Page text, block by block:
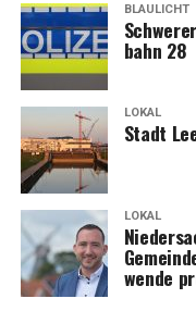
BLAULICHT
bahn 28
LOKAL
Stadt
LOKAL
wen­de